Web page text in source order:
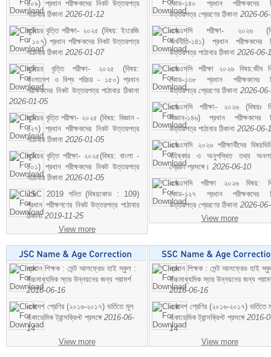
১০৯) প্রধান পরীক্ষকদের নিকট উত্তরপত্র
পাঠাবার ঠিকানা 2026-01-12
জুনিয়র বৃত্তি পরীক্ষা- ২০২৫ (বিষয়: ইংরেজি
- ১০৭) প্রধান পরীক্ষকদের নিকট উত্তরপত্র
পাঠাবার ঠিকানা 2026-01-07
জুনিয়র বৃত্তি পরীক্ষা- ২০২৫ (বিষয়:
বাংলাদেশ ও বিশ্ব পরিচয় - ১৫০) প্রধান
পরীক্ষকদের নিকট উত্তরপত্র পাঠাবার ঠিকানা
2026-01-05
জুনিয়র বৃত্তি পরীক্ষা- ২০২৫ (বিষয়: বিজ্ঞান -
১২৭) প্রধান পরীক্ষকদের নিকট উত্তরপত্র
পাঠাবার ঠিকানা 2026-01-05
জুনিয়র বৃত্তি পরীক্ষা- ২০২৫(বিষয়: বাংলা -
১০১) প্রধান পরীক্ষকদের নিকট উত্তরপত্র
পাঠাবার ঠিকানা 2026-01-05
JSC 2019 গনিত (বিষয়কোড : 109)
প্রধান পরীক্ষগণের নিকট উত্তরপত্র পাঠাবার
ঠিকানা2019-11-25
View more
কোড-১৪০ প্রধান পরীক্ষকদের
উত্তরপত্র প্রেরণের ঠিকানা 2026-
এসএসসি পরীক্ষা- ২০২৬
অর্থনীতি-১৪১) প্রধান পরীক্ষকদের
উত্তরপত্র পাঠাবার ঠিকানা 2026-06-
এসএসসি পরীক্ষা ২০২৬ বিষয়:জীব
কোড-১৩৮ প্রধান পরীক্ষকদের
উত্তরপত্র প্রেরণের ঠিকানা 2026-
এসএসসি পরীক্ষা- ২০২৬ (বিষয়ঃ
বিজ্ঞান-১৪৬) প্রধান পরীক্ষকদের
উত্তরপত্র পাঠাবার ঠিকানা 2026-06-
এসএসসি ২০২৬ পরীক্ষার্থীদের
বহিষ্কার ও অনুপস্থিত তথ্য
প্রেরণ প্রসঙ্গে। 2026-06-10
এসএসসি পরীক্ষা ২০২৬ বিষয়:
কোড-১২৭ প্রধান পরীক্ষকদের
উত্তরপত্র প্রেরণের ঠিকানা 2026-
View more
প্রধান শিক্ষক : সেন্ট আলফ্রেড হাই স্কুল :
উচ্চমাধ্যমিক স্তর উন্নয়নের জন্য পরামর্শ
2016-06-16
একাদশ শ্রেণির (২০১৬-২০১৭) ভর্তিতে মূল
একাডেমিক ট্রান্সক্রিপ্ট প্রসঙ্গে 2016-06-
14
View more
প্রধান শিক্ষক : সেন্ট আলফ্রেড হাই
উচ্চমাধ্যমিক স্তর উন্নয়নের জন্য
2016-06-16
একাদশ শ্রেণির (২০১৬-২০১৭) ভর্তিতে
একাডেমিক ট্রান্সক্রিপ্ট প্রসঙ্গে 2016-
14
View more